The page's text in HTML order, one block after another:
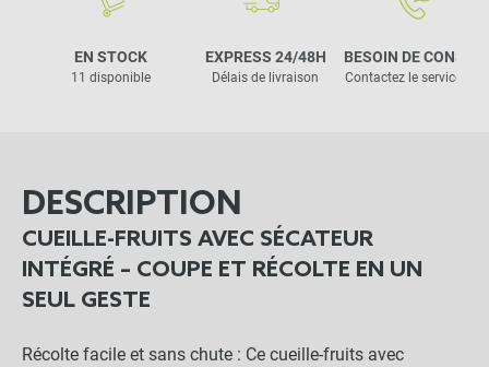
EN STOCK
11 disponible
EXPRESS 24/48H
Délais de livraison
BESOIN DE CONSEIL
Contactez le service
DESCRIPTION
CUEILLE-FRUITS AVEC SÉCATEUR
INTÉGRÉ – COUPE ET RÉCOLTE EN UN
SEUL GESTE
Récolte facile et sans chute : Ce cueille-fruits avec